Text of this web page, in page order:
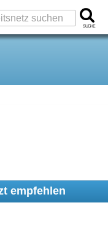
Suche
empfehlen